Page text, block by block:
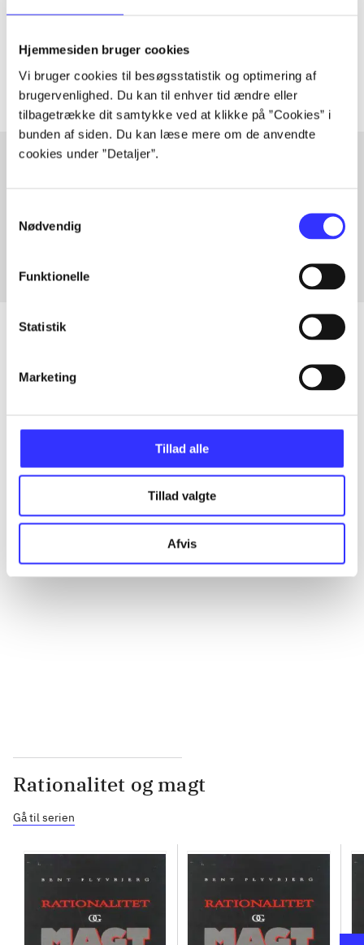
Hjemmesiden bruger cookies
Vi bruger cookies til besøgsstatistik og optimering af
brugervenlighed. Du kan til enhver tid ændre eller
tilbagetrække dit samtykke ved at klikke på ”Cookies” i
bunden af siden. Du kan læse mere om de anvendte
cookies under ”Detaljer”.
Nødvendig
Funktionelle
Statistik
Marketing
Tillad alle
Tillad valgte
Afvis
Artiklerne ihandler ofte om
Fra
Artikler
Rationalitet og magt
Gå til serien